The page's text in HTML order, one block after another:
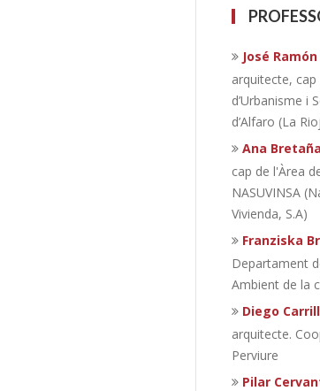
José
arquitecte,
d’Urbanisme i
d’Alfaro (La
Ana
cap de l'Àrea
NASUVINSA
Vivienda, S.A)
Franziska
Departament
Ambient de la
Diego
arquitecte.
Perviure
Pilar